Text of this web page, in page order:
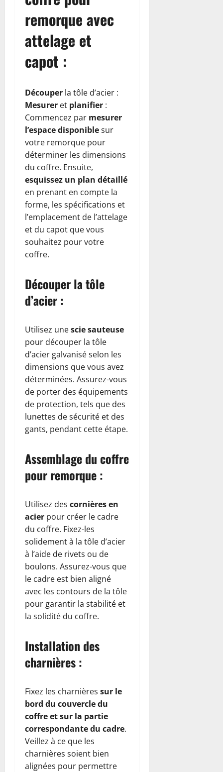
remorque avec
attelage et
capot :
Découper la tôle d’acier :
Mesurer et planifier :
Commencez par mesurer
l’espace disponiblesur
votre remorque pour
déterminer les dimensions
du coffre. Ensuite,
esquissez un plan détaillé
en prenant en compte la
forme, les spécifications et
l’emplacement de l’attelage
et du capot que vous
souhaitez pour votre
coffre.
Découper la tôle
d’acier :
Utilisez unescie sauteuse
pour découper la tôle
d’acier galvanisé selon les
dimensions que vous avez
déterminées. Assurez-vous
de porter des équipements
de protection, tels que des
lunettes de sécurité et des
gants, pendant cette étape.
Assemblage du coffre
pour remorque :
Utilisez des cornières en
acier pour créer le cadre
du coffre. Fixez-les
solidement à la tôle d’acier
à l’aide de rivets ou de
boulons. Assurez-vous que
le cadre est bien aligné
avec les contours de la tôle
pour garantir la stabilité et
la solidité du coffre.
Installation des
charnières :
Fixez les charnières sur le
bord du couvercle du
coffre et sur la partie
correspondante du cadre.
Veillez à ce que les
charnières soient bien
alignées pour permettre